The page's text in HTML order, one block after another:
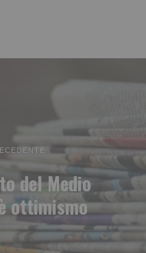
del Medio
ottimismo